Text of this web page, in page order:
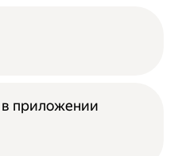
приложении